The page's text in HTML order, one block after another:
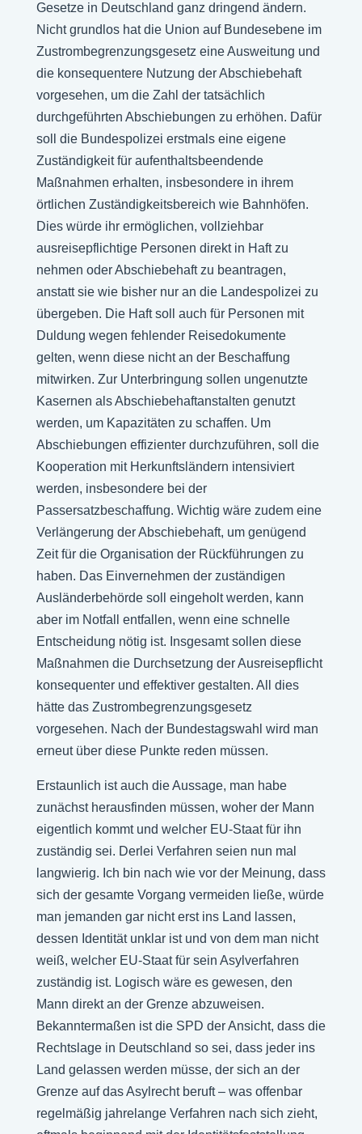
Gesetze in Deutschland ganz dringend ändern.
Nicht grundlos hat die Union auf Bundesebene im
Zustrombegrenzungsgesetz eine Ausweitung und
die konsequentere Nutzung der Abschiebehaft
vorgesehen, um die Zahl der tatsächlich
durchgeführten Abschiebungen zu erhöhen. Dafür
soll die Bundespolizei erstmals eine eigene
Zuständigkeit für aufenthaltsbeendende
Maßnahmen erhalten, insbesondere in ihrem
örtlichen Zuständigkeitsbereich wie Bahnhöfen.
Dies würde ihr ermöglichen, vollziehbar
ausreisepflichtige Personen direkt in Haft zu
nehmen oder Abschiebehaft zu beantragen,
anstatt sie wie bisher nur an die Landespolizei zu
übergeben. Die Haft soll auch für Personen mit
Duldung wegen fehlender Reisedokumente
gelten, wenn diese nicht an der Beschaffung
mitwirken. Zur Unterbringung sollen ungenutzte
Kasernen als Abschiebehaftanstalten genutzt
werden, um Kapazitäten zu schaffen. Um
Abschiebungen effizienter durchzuführen, soll die
Kooperation mit Herkunftsländern intensiviert
werden, insbesondere bei der
Passersatzbeschaffung. Wichtig wäre zudem eine
Verlängerung der Abschiebehaft, um genügend
Zeit für die Organisation der Rückführungen zu
haben. Das Einvernehmen der zuständigen
Ausländerbehörde soll eingeholt werden, kann
aber im Notfall entfallen, wenn eine schnelle
Entscheidung nötig ist. Insgesamt sollen diese
Maßnahmen die Durchsetzung der Ausreisepflicht
konsequenter und effektiver gestalten. All dies
hätte das Zustrombegrenzungsgesetz
vorgesehen. Nach der Bundestagswahl wird man
erneut über diese Punkte reden müssen.
Erstaunlich ist auch die Aussage, man habe
zunächst herausfinden müssen, woher der Mann
eigentlich kommt und welcher EU-Staat für ihn
zuständig sei. Derlei Verfahren seien nun mal
langwierig. Ich bin nach wie vor der Meinung, dass
sich der gesamte Vorgang vermeiden ließe, würde
man jemanden gar nicht erst ins Land lassen,
dessen Identität unklar ist und von dem man nicht
weiß, welcher EU-Staat für sein Asylverfahren
zuständig ist. Logisch wäre es gewesen, den
Mann direkt an der Grenze abzuweisen.
Bekanntermaßen ist die SPD der Ansicht, dass die
Rechtslage in Deutschland so sei, dass jeder ins
Land gelassen werden müsse, der sich an der
Grenze auf das Asylrecht beruft – was offenbar
regelmäßig jahrelange Verfahren nach sich zieht,